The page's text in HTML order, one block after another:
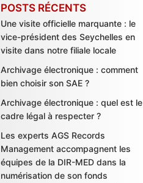
POSTS RÉCENTS
Une visite officielle marquante : le
vice-président des Seychelles en
visite dans notre filiale locale
Archivage électronique : comment
bien choisir son SAE ?
Archivage électronique : quel est le
cadre légal à respecter ?
Les experts AGS Records
Management accompagnent les
équipes de la DIR-MED dans la
numérisation de son fonds